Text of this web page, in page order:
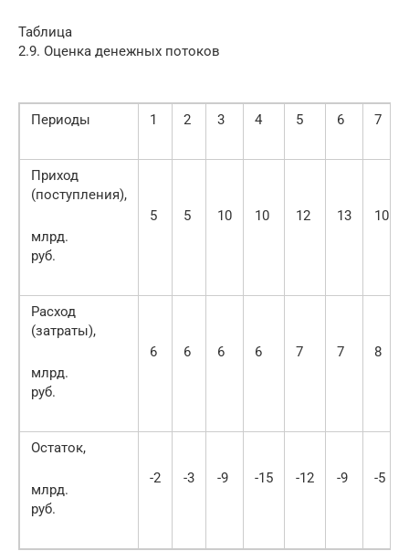
Таблица
2.9. Оценка денежных потоков
Периоды 1 2 3 4 5 6 7
Приход
(поступления),
млрд.
руб.
5 5 10 10 12 13 10
Расход
(затраты),
млрд.
руб.
6 6 6 6 7 7 8
Остаток,
млрд.
руб.
-2 -3 -9 -15 -12 -9 -5